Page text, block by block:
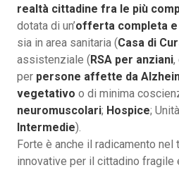
realtà cittadine fra le più
dotata di un’offerta completa
sia in area sanitaria (Casa di
assistenziale (RSA per anziani,
per persone affette da
vegetativo o di minima
neuromuscolari; Hospice;
Intermedie).
Forte è anche il radicamento
innovative per il cittadino fragile